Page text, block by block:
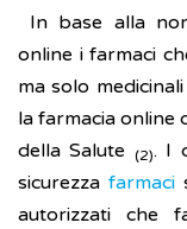
In base alla
online i farmaci
ma solo
la farmacia online
della Salute
(2). I
sicurezzafarmaci
autorizzati che